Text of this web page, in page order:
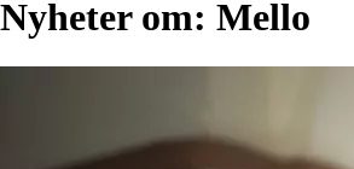
Nyheter om: Mello